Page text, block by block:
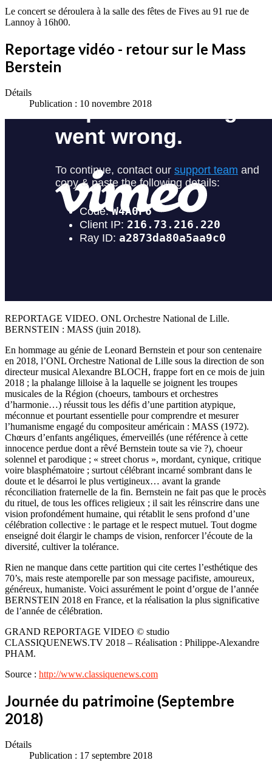
Le concert se déroulera à la salle des fêtes de Fives au 91 rue de
Lannoy à 16h00.
Reportage vidéo - retour sur le Mass
Berstein
Détails
Publication : 10 novembre 2018
REPORTAGE VIDEO. ONL Orchestre National de Lille.
BERNSTEIN : MASS (juin 2018).
En hommage au génie de Leonard Bernstein et pour son centenaire
en 2018, l’ONL Orchestre National de Lille sous la direction de son
directeur musical Alexandre BLOCH, frappe fort en ce mois de juin
2018 ; la phalange lilloise à la laquelle se joignent les troupes
musicales de la Région (choeurs, tambours et orchestres
d’harmonie…) réussit tous les défis d’une partition atypique,
méconnue et pourtant essentielle pour comprendre et mesurer
l’humanisme engagé du compositeur américain : MASS (1972).
Chœurs d’enfants angéliques, émerveillés (une référence à cette
innocence perdue dont a rêvé Bernstein toute sa vie ?), choeur
solennel et parodique ; « street chorus », mordant, cynique, critique
voire blasphématoire ; surtout célébrant incarné sombrant dans le
doute et le désarroi le plus vertigineux… avant la grande
réconciliation fraternelle de la fin. Bernstein ne fait pas que le procès
du rituel, de tous les offices religieux ; il sait les réinscrire dans une
vision profondément humaine, qui rétablit le sens profond d’une
célébration collective : le partage et le respect mutuel. Tout dogme
enseigné doit élargir le champs de vision, renforcer l’écoute de la
diversité, cultiver la tolérance.
Rien ne manque dans cette partition qui cite certes l’esthétique des
70’s, mais reste atemporelle par son message pacifiste, amoureux,
généreux, humaniste. Voici assurément le point d’orgue de l’année
BERNSTEIN 2018 en France, et la réalisation la plus significative
de l’année de célébration.
GRAND REPORTAGE VIDEO © studio
CLASSIQUENEWS.TV 2018 – Réalisation : Philippe-Alexandre
PHAM.
Source : http://www.classiquenews.com
Journée du patrimoine (Septembre
2018)
Détails
Publication : 17 septembre 2018